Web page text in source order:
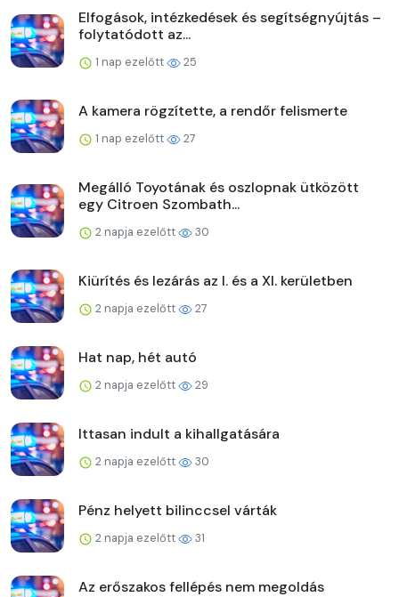
Elfogások, intézkedések és segítségnyújtás –
folytatódott az...
1 nap ezelőtt 25
A kamera rögzítette, a rendőr felismerte
1 nap ezelőtt 27
Megálló Toyotának és oszlopnak ütközött
egy Citroen Szombath...
2 napja ezelőtt 30
Kiürítés és lezárás az I. és a XI. kerületben
2 napja ezelőtt 27
Hat nap, hét autó
2 napja ezelőtt 29
Ittasan indult a kihallgatására
2 napja ezelőtt 30
Pénz helyett bilinccsel várták
2 napja ezelőtt 31
Az erőszakos fellépés nem megoldás